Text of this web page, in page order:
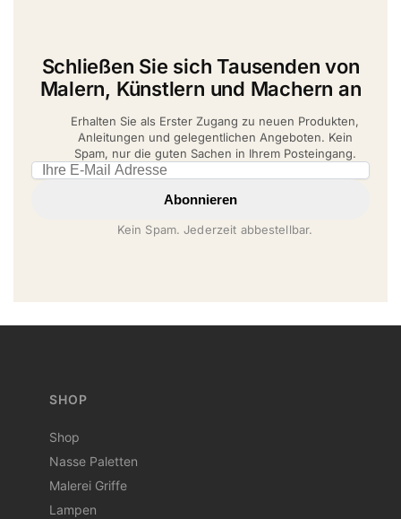
Schließen Sie sich Tausenden von
Malern, Künstlern und Machern an
Erhalten Sie als Erster Zugang zu neuen Produkten,
Anleitungen und gelegentlichen Angeboten. Kein
Spam, nur die guten Sachen in Ihrem Posteingang.
Email address
Abonnieren
Kein Spam. Jederzeit abbestellbar.
SHOP
Shop
Nasse Paletten
Malerei Griffe
Lampen